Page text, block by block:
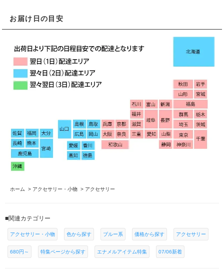
お届け日の目安
ホーム > アクセサリー・小物 > アクセサリー
■関連カテゴリー
アクセサリー・小物 色から探す ブルー系 価格から探す アクセサリー
680円～ 特集ページから探す エナメルアイテム特集 07/06新着